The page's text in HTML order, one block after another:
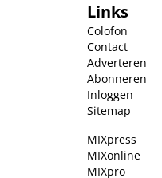
Links
Colofon
Contact
Adverteren
Abonneren
Inloggen
Sitemap
MIXpress
MIXonline
MIXpro